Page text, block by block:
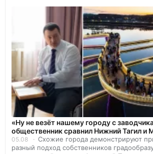
«Ну не везёт нашему городу с
общественник сравнил Нижний Тагил и
05.08
Схожие города демонстрируют
разный подход собственников